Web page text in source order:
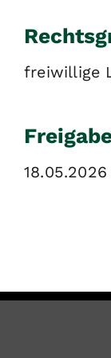
freiwillige